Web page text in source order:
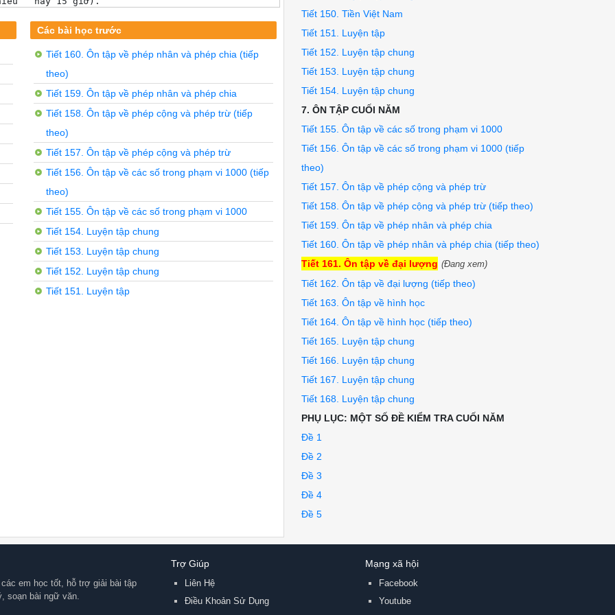
mắm?
đế gởi thư hết 800 đồng. Hỏi bạn Bình còn mấy trăm đồng?
hợp:
174 ...
174 km.
Các bài học trước
Tiết 160. Ôn tập về phép nhân và phép chia (tiếp
theo)
Tiết 159. Ôn tập về phép nhân và phép chia
Tiết 158. Ôn tập về phép cộng và phép trừ (tiếp
theo)
Tiết 157. Ôn tập về phép cộng và phép trừ
Tiết 156. Ôn tập về các số trong phạm vi 1000 (tiếp
theo)
Tiết 155. Ôn tập về các số trong phạm vi 1000
Tiết 154. Luyện tập chung
Tiết 153. Luyện tập chung
Tiết 152. Luyện tập chung
Tiết 151. Luyện tập
Tiết 150. Tiền Việt Nam
Tiết 151. Luyện tập
Tiết 152. Luyện tập chung
Tiết 153. Luyện tập chung
Tiết 154. Luyện tập chung
7. ÔN TẬP CUỐI NĂM
Tiết 155. Ôn tập về các số trong phạm vi 1000
Tiết 156. Ôn tập về các số trong phạm vi 1000 (tiếp
theo)
Tiết 157. Ôn tập về phép cộng và phép trừ
Tiết 158. Ôn tập về phép cộng và phép trừ (tiếp theo)
Tiết 159. Ôn tập về phép nhân và phép chia
Tiết 160. Ôn tập về phép nhân và phép chia (tiếp theo)
Tiết 161. Ôn tập về đại lượng (Đang xem)
Tiết 162. Ôn tập về đại lượng (tiếp theo)
Tiết 163. Ôn tập về hình học
Tiết 164. Ôn tập về hình học (tiếp theo)
Tiết 165. Luyện tập chung
Tiết 166. Luyện tập chung
Tiết 167. Luyện tập chung
Tiết 168. Luyện tập chung
PHỤ LỤC: MỘT SỐ ĐỀ KIỂM TRA CUỐI NĂM
Đề 1
Đề 2
Đề 3
Đề 4
Đề 5
em học tốt, hỗ trợ giải bài tập
soạn bài ngữ văn.
Trợ Giúp
Liên Hệ
Điều Khoản Sử Dụng
Mạng xã hội
Facebook
Youtube